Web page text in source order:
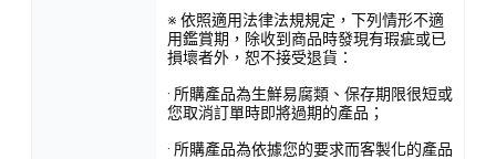
※ 依照適用法律法規規定，下列情形不適
用鑑賞期，除收到商品時發現有瑕疵或已
損壞者外，恕不接受退貨：
· 所購產品為生鮮易腐類、保存期限很短或
您取消訂單時即將過期的產品；
· 所購產品為依據您的要求而客製化的產品